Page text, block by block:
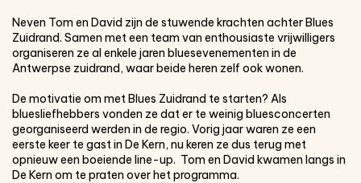
Neven Tom en David zijn de stuwende krachten achter Blues
Zuidrand. Samen met een team van enthousiaste vrijwilligers
organiseren ze al enkele jaren bluesevenementen in de
Antwerpse zuidrand, waar beide heren zelf ook wonen.
De motivatie om met Blues Zuidrand te starten? Als
bluesliefhebbers vonden ze dat er te weinig bluesconcerten
georganiseerd werden in de regio. Vorig jaar waren ze een
eerste keer te gast in De Kern, nu keren ze dus terug met
opnieuw een boeiende line-up. Tom en David kwamen langs in
De Kern om te praten over het programma.